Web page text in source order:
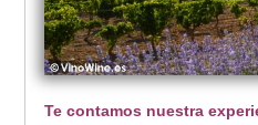
Te contamos nuestra